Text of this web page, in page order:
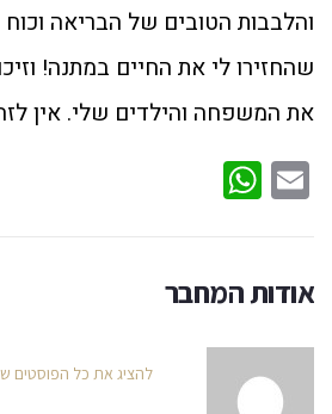
והלבבות הטובים של הבריאה וכוח
שהחזירו לי את החיים במתנה!
את המשפחה והילדים שלי. אין
Email
אודות המחבר
להציג את כל הפוסטים